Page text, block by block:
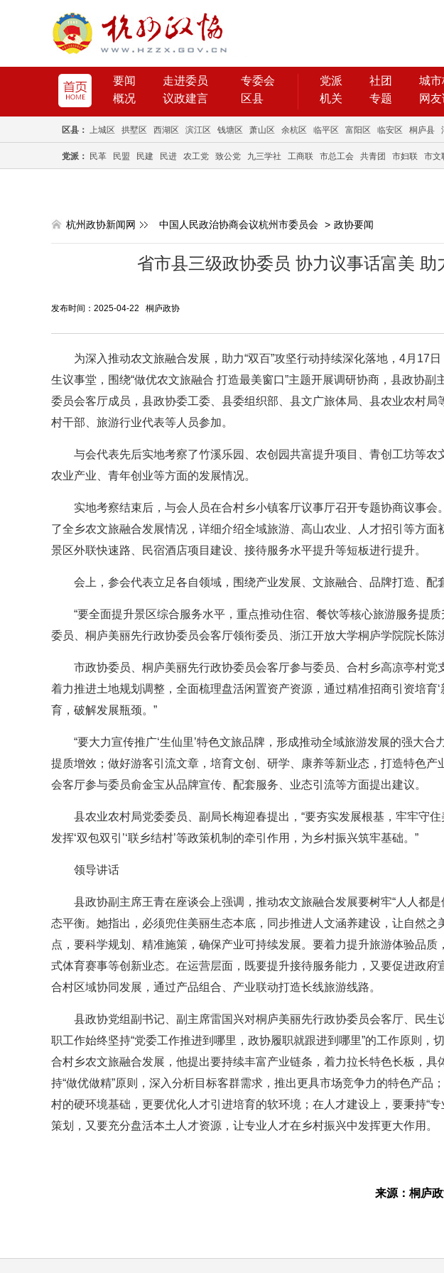
要闻 走进委员
专委会
概况
议政建言 区县
党派 社团
城市
机关
专题 网
区县： 上城区 拱墅区 西湖区 滨江区 钱塘区 萧山区 余杭区 临平区 富阳区 临安区 桐庐县
党派： 民革 民盟 民建 民进 农工党 致公党 九三学社 工商联 市总工会 共青团 市妇联 市文
杭州政协新闻网 中国人民政治协商会议杭州市委员会 > 政协要闻
省市县三级政协委员 协力议事话富美 助
发布时间：2025-04-22 桐庐政协
为深入推动农文旅融合发展，助力“双百”攻坚行动持续深化落地，4月17
生议事堂，围绕“做优农文旅融合 打造最美窗口”主题开展调研协商，县政协
委员会客厅成员，县政协委工委、县委组织部、县文广旅体局、县农业农村
村干部、旅游行业代表等人员参加。
与会代表先后实地考察了竹溪乐园、农创园共富提升项目、青创工坊等农
农业产业、青年创业等方面的发展情况。
实地考察结束后，与会人员在合村乡小镇客厅议事厅召开专题协商议事
了全乡农文旅融合发展情况，详细介绍全域旅游、高山农业、人才招引等方
景区外联快速路、民宿酒店项目建设、接待服务水平提升等短板进行提升。
会上，参会代表立足各自领域，围绕产业发展、文旅融合、品牌打造、配
“要全面提升景区综合服务水平，重点推动住宿、餐饮等核心旅游服务提
委员、桐庐美丽先行政协委员会客厅领衔委员、浙江开放大学桐庐学院院长陈
市政协委员、桐庐美丽先行政协委员会客厅参与委员、合村乡高凉亭村党
着力推进土地规划调整，全面梳理盘活闲置资产资源，通过精准招商引资培育
育，破解发展瓶颈。”
“要大力宣传推广‘生仙里’特色文旅品牌，形成推动全域旅游发展的强大
提质增效；做好游客引流文章，培育文创、研学、康养等新业态，打造特色产
会客厅参与委员俞金宝从品牌宣传、配套服务、业态引流等方面提出建议。
县农业农村局党委委员、副局长梅迎春提出，“要夯实发展根基，牢牢守
发挥‘双包双引’‘联乡结村’等政策机制的牵引作用，为乡村振兴筑牢基础。”
领导讲话
县政协副主席王青在座谈会上强调，推动农文旅融合发展要树牢“人人都
态平衡。她指出，必须兜住美丽生态本底，同步推进人文涵养建设，让自然
点，要科学规划、精准施策，确保产业可持续发展。要着力提升旅游体验品
式体育赛事等创新业态。在运营层面，既要提升接待服务能力，又要促进政府
合村区域协同发展，通过产品组合、产业联动打造长线旅游线路。
县政协党组副书记、副主席雷国兴对桐庐美丽先行政协委员会客厅、民
职工作始终坚持“党委工作推进到哪里，政协履职就跟进到哪里”的工作原则，
合村乡农文旅融合发展，他提出要持续丰富产业链条，着力拉长特色长板，
持“做优做精”原则，深入分析目标客群需求，推出更具市场竞争力的特色产品
村的硬环境基础，更要优化人才引进培育的软环境；在人才建设上，要秉持“
策划，又要充分盘活本土人才资源，让专业人才在乡村振兴中发挥更大作用。
来源：桐庐